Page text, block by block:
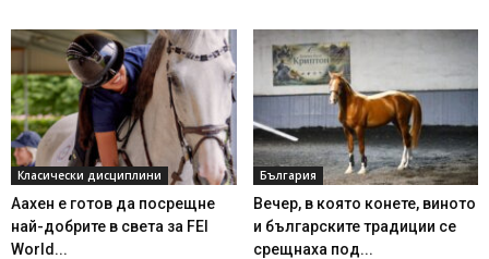
Класически дисциплини
Аахен е готов да посрещне
най-добрите в света за FEI
World...
България
Вечер, в която конете, виното
и българските традиции се
срещнаха под...